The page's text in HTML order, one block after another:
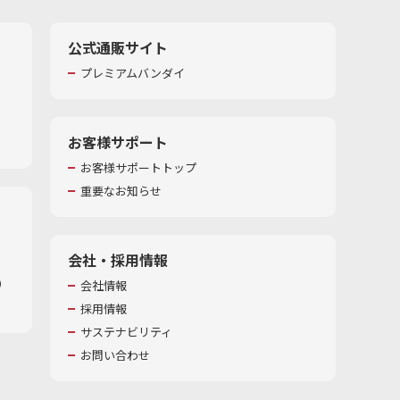
公式通販サイト
プレミアムバンダイ
お客様サポート
お客様サポートトップ
重要なお知らせ
会社・採用情報
会社情報
採用情報
サステナビリティ
お問い合わせ